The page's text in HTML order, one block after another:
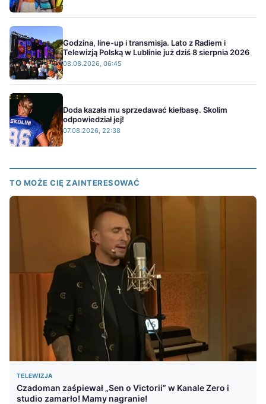
Godzina, line-up i transmisja. Lato z Radiem i
Telewizją Polską w Lublinie już dziś 8 sierpnia 2026
08.08.2026, 06:45
Doda kazała mu sprzedawać kiełbasę. Skolim
odpowiedział jej!
07.08.2026, 22:38
TO MOŻE CIĘ ZAINTERESOWAĆ
TELEWIZJA
Czadoman zaśpiewał „Sen o Victorii” w Kanale Zero i
studio zamarło! Mamy nagranie!